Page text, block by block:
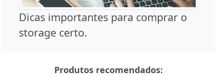
Dicas importantes para comprar o
storage certo.
Produtos recomendados: